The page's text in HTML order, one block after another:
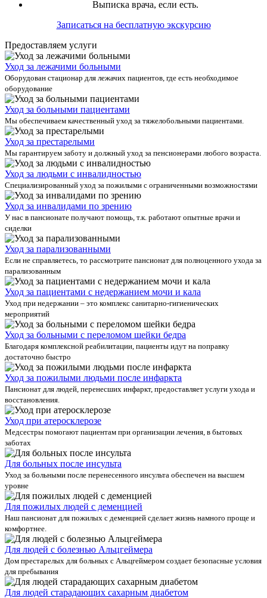
Выписка врача, если есть.
Записаться на бесплатную экскурсию
Предоставляем услуги
Уход за лежачими больными
Оборудован стационар для лежачих пациентов, где есть необходимое
оборудование
Уход за больными пациентами
Мы обеспечиваем качественный уход за тяжелобольными пациентами.
Уход за престарелыми
Мы гарантируем заботу и должный уход за пенсионерами любого возраста.
Уход за людьми с инвалидностью
Специализированный уход за пожилыми с ограниченными возможностями
Уход за инвалидами по зрению
У нас в пансионате получают помощь, т.к. работают опытные врачи и
сиделки
Уход за парализованными
Если не справляетесь, то рассмотрите пансионат для полноценного ухода за
парализованным
Уход за пациентами с недержанием мочи и кала
Уход при недержании – это комплекс санитарно-гигиенических
мероприятий
Уход за больными с переломом шейки бедра
Благодаря комплексной реабилитации, пациенты идут на поправку
достаточно быстро
Уход за пожилыми людьми после инфаркта
Пансионат для людей, перенесших инфаркт, предоставляет услуги ухода и
восстановления.
Уход при атеросклерозе
Медсестры помогают пациентам при организации лечения, в бытовых
заботах
Для больных после инсульта
Уход за больными после перенесенного инсульта обеспечен на высшем
уровне
Для пожилых людей с деменцией
Наш пансионат для пожилых с деменцией сделает жизнь намного проще и
комфортнее.
Для людей с болезнью Альцгеймера
Дом престарелых для больных с Альцгеймером создает безопасные условия
для пребывания
Для людей старадающих сахарным диабетом